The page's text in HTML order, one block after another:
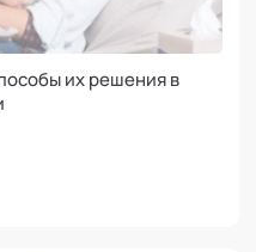
их решения в